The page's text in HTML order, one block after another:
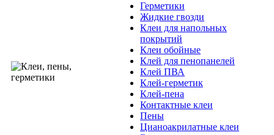
Герметики
Жидкие гвозди
Клеи для напольных
покрытий
Клеи обойные
Клей для пенопанелей
Клей ПВА
Клей-герметик
Клей-пена
Контактные клеи
Пены
Цианоакрилатные клеи